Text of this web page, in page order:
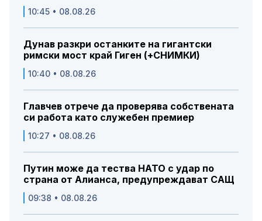
10:45 • 08.08.26
Дунав разкри останките на гигантски
римски мост край Гиген (+СНИМКИ)
10:40 • 08.08.26
Главчев отрече да проверява собствената
си работа като служебен премиер
10:27 • 08.08.26
Путин може да тества НАТО с удар по
страна от Алианса, предупреждават САЩ
09:38 • 08.08.26